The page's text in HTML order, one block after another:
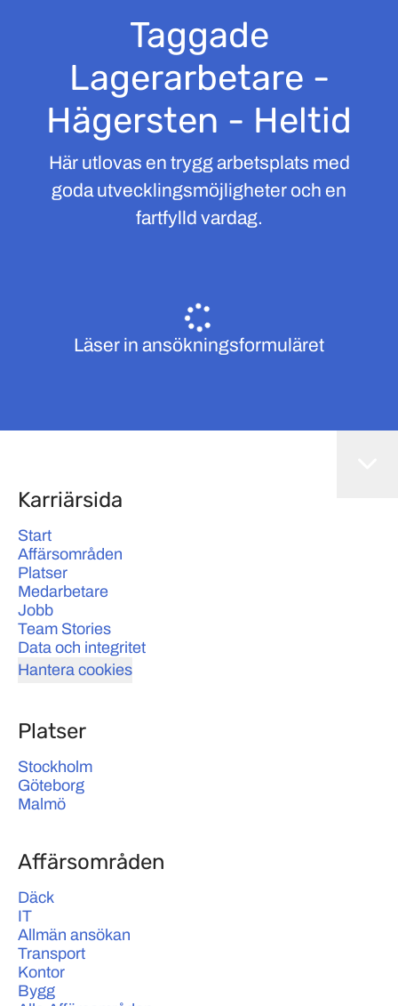
Taggade
Lagerarbetare -
Hägersten - Heltid
Här utlovas en trygg arbetsplats med
goda utvecklingsmöjligheter och en
fartfylld vardag.
Läser in ansökningsformuläret
Karriärsida
Start
Affärsområden
Platser
Medarbetare
Jobb
Team Stories
Data och integritet
Hantera cookies
Platser
Stockholm
Göteborg
Malmö
Affärsområden
Däck
IT
Allmän ansökan
Transport
Kontor
Bygg